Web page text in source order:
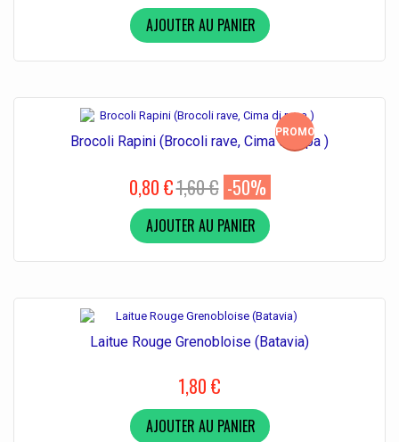
AJOUTER AU PANIER
PROMO!
Brocoli Rapini (Brocoli rave, Cima di rapa )
0,80 €1,60 € -50%
AJOUTER AU PANIER
Laitue Rouge Grenobloise (Batavia)
1,80 €
AJOUTER AU PANIER